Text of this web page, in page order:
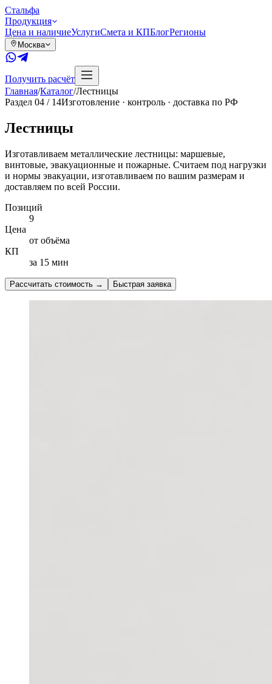
Стальфа
Продукция
Цена и наличиеУслугиСмета и КПБлогРегионы
Москва
Получить расчёт
Главная/Каталог/Лестницы
Раздел 04 / 14Изготовление · контроль · доставка по РФ
Лестницы
Изготавливаем металлические лестницы: маршевые,
винтовые, эвакуационные и пожарные. Считаем под нагрузки
и нормы эвакуации, изготавливаем по вашим размерам и
доставляем по всей России.
Позиций
9
Цена
от объёма
КП
за 15 мин
Рассчитать стоимость → Быстрая заявка